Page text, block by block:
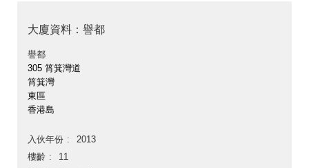
大廈資料：譽都
譽都
305 筲箕灣道
筲箕灣
東區
香港島
入伙年份
2013
樓齡
11